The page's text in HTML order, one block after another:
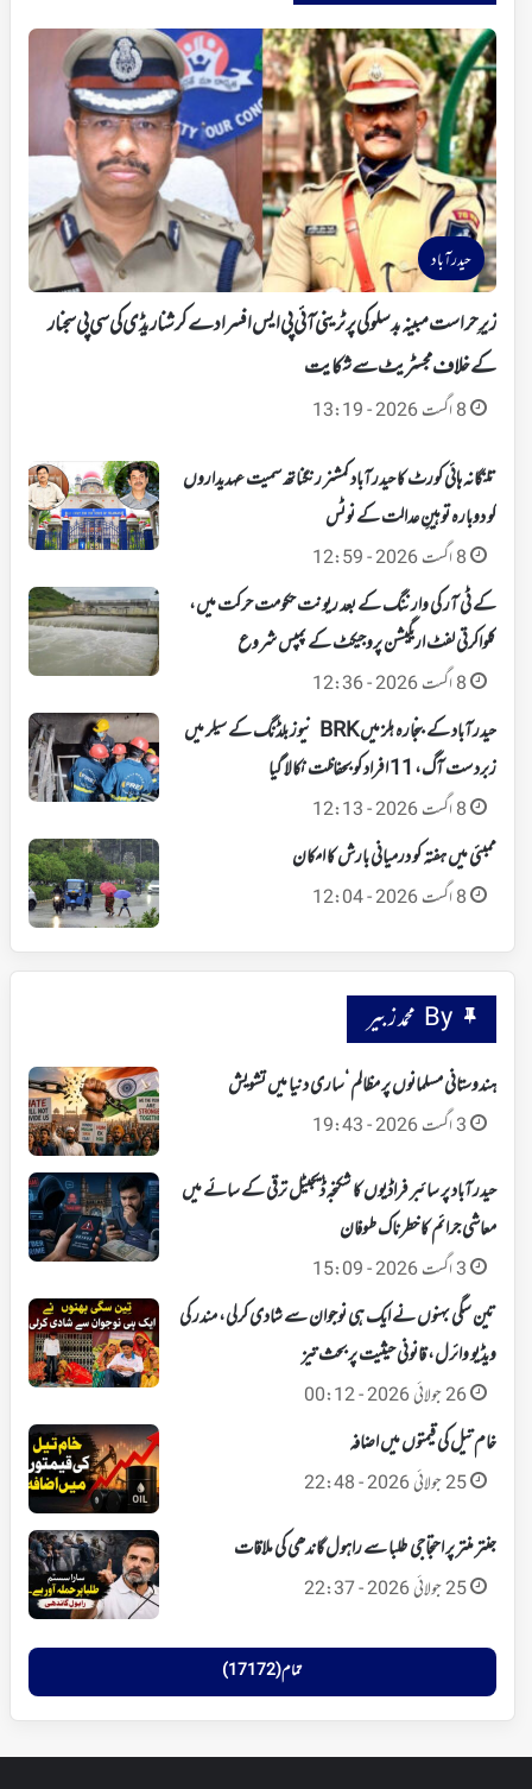
حیدرآباد
زیرِ حراست مبینہ بدسلوکی پر ٹرینی آئی پی ایس افسر ادے کرشنا ریڈی کی سی پی سجنار
کے خلاف مجسٹریٹ سے شکایت
8 اگست 2026 - 13:19
تلنگانہ ہائی کورٹ کا حیدرآباد کمشنر رنگناتھ سمیت عہدیداروں
کو دوبارہ توہینِ عدالت کے نوٹس
8 اگست 2026 - 12:59
کے ٹی آر کی وارننگ کے بعد ریونت حکومت حرکت میں،
کلواکرتی لفٹ اریگیشن پروجیکٹ کے پمپس شروع
8 اگست 2026 - 12:36
حیدرآباد کے بنجارہ ہلز میں BRK نیوز بلڈنگ کے سیلر میں
زبردست آگ، 11 افراد کو بحفاظت نکالا گیا
8 اگست 2026 - 12:13
ممبئی میں ہفتہ کو درمیانی بارش کا امکان
8 اگست 2026 - 12:04
By محمد زبیر
ہندوستانی مسلمانوں پر مظالم ‘ساری دنیا میں تشویش
3 اگست 2026 - 19:43
حیدرآباد پر سائبر فراڈیوں کا شکنجہ‘ ڈیجیٹل ترقی کے سائے میں
معاشی جرائم کا خطرناک طوفان
3 اگست 2026 - 15:09
تین سگی بہنوں نے ایک ہی نوجوان سے شادی کرلی، مندر کی
ویڈیو وائرل، قانونی حیثیت پر بحث تیز
26 جولائی 2026 - 00:12
خام تیل کی قیمتوں میں اضافہ
25 جولائی 2026 - 22:48
جنتر منتر پر احتجاجی طلبا سے راہول گاندھی کی ملاقات
25 جولائی 2026 - 22:37
تمام (17172)